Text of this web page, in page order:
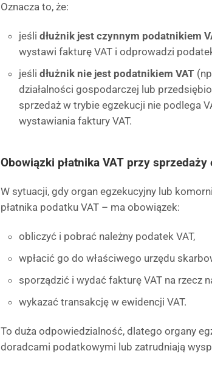
Oznacza to, że:
jeśli dłużnik jest czynnym podatnikiem
wystawi fakturę VAT i odprowadzi
jeśli dłużnik nie jest podatnikiem VAT
działalności gospodarczej lub
sprzedaż w trybie egzekucji nie podlega
wystawiania faktury VAT.
Obowiązki płatnika VAT przy sprzedaży
W sytuacji, gdy organ egzekucyjny lub
płatnika podatku VAT – ma obowiązek:
obliczyć i pobrać należny podatek VAT,
wpłacić go do właściwego urzędu
sporządzić i wydać fakturę VAT na rzecz
wykazać transakcję w ewidencji VAT.
To duża odpowiedzialność, dlatego organy
doradcami podatkowymi lub zatrudniają